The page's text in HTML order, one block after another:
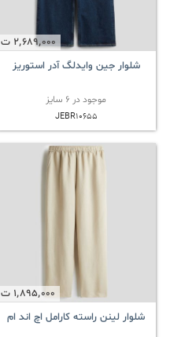
2٬689٬000 ت
شلوار جین وایدلگ آدر استوریز
موجود در 6 سایز
JEBR10655
1٬895٬000 ت
شلوار لینن راسته کارامل اچ اند ام